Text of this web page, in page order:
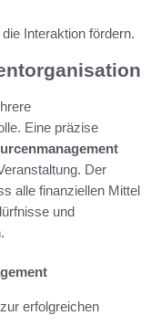
die Interaktion fördern.
Eine präzise
Der
alle finanziellen Mittel
und
erfolgreichen